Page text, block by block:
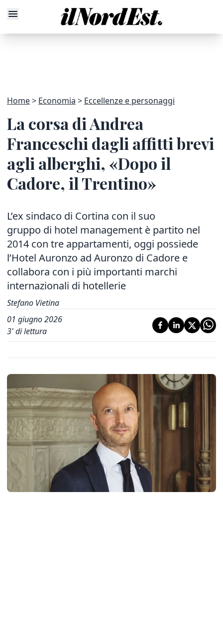
Home Economia Eccellenze e personaggi
La corsa di Andrea
Franceschi dagli affitti brevi
agli alberghi, «Dopo il
Cadore, il Trentino»
L’ex sindaco di Cortina con il suo
gruppo di hotel management è partito nel
2014 con tre appartamenti, oggi possiede
l’Hotel Auronzo ad Auronzo di Cadore e
collabora con i più importanti marchi
internazionali di hotellerie
Stefano Vietina
01 giugno 2026
3' di lettura